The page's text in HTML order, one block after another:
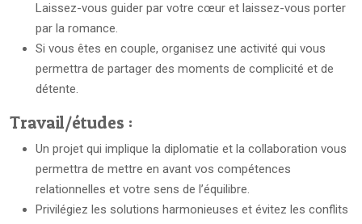
Laissez-vous guider par votre cœur et laissez-vous porter
par la romance.
Si vous êtes en couple, organisez une activité qui vous
permettra de partager des moments de complicité et de
détente.
Travail/études :
Un projet qui implique la diplomatie et la collaboration vous
permettra de mettre en avant vos compétences
relationnelles et votre sens de l’équilibre.
Privilégiez les solutions harmonieuses et évitez les conflits